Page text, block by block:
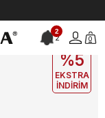
2
2 0
EKLE5
%5
EKSTRA
İNDİRİM